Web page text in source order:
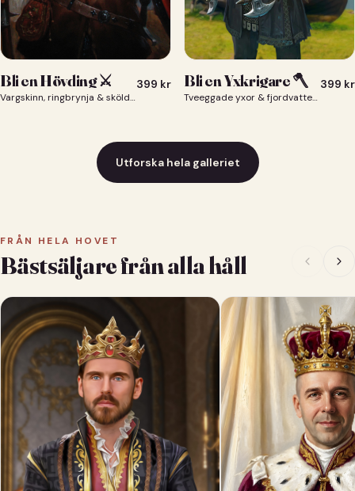
Bli en Hövding ⚔️
Vargskinn, ringbrynja & sköld — du som nordisk krigsherre ⚔️
399 kr Bli en Yxkrigare 🪓
Tveeggade yxor & fjordvatten bakom dig 🪓
399 kr
Utforska hela galleriet
FRÅN HELA HOVET
Bästsäljare från alla håll